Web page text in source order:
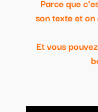
Parce que
son texte et
Et vous